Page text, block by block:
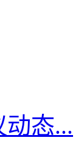
态...